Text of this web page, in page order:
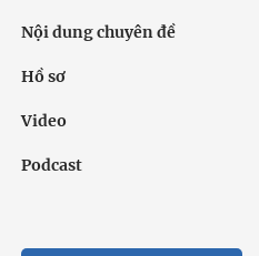
Nội dung chuyên đề
Hồ sơ
Video
Podcast